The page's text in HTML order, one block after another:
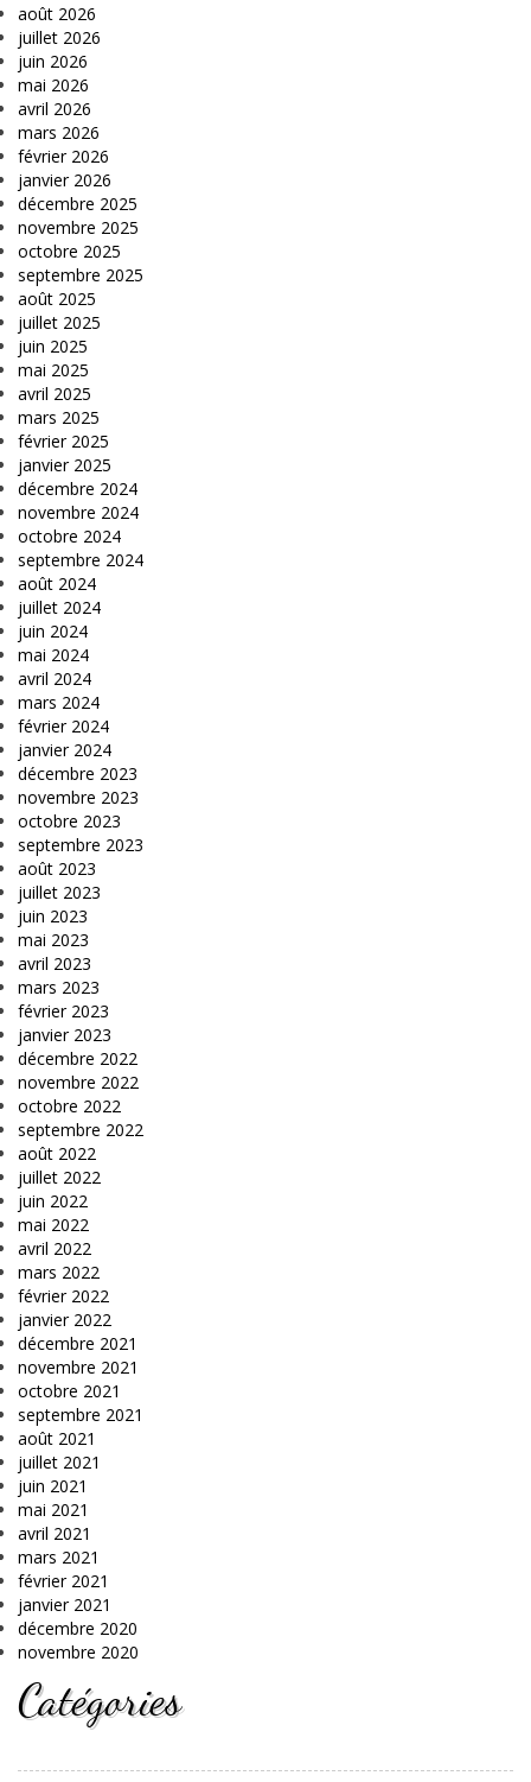
août 2026
juillet 2026
juin 2026
mai 2026
avril 2026
mars 2026
février 2026
janvier 2026
décembre 2025
novembre 2025
octobre 2025
septembre 2025
août 2025
juillet 2025
juin 2025
mai 2025
avril 2025
mars 2025
février 2025
janvier 2025
décembre 2024
novembre 2024
octobre 2024
septembre 2024
août 2024
juillet 2024
juin 2024
mai 2024
avril 2024
mars 2024
février 2024
janvier 2024
décembre 2023
novembre 2023
octobre 2023
septembre 2023
août 2023
juillet 2023
juin 2023
mai 2023
avril 2023
mars 2023
février 2023
janvier 2023
décembre 2022
novembre 2022
octobre 2022
septembre 2022
août 2022
juillet 2022
juin 2022
mai 2022
avril 2022
mars 2022
février 2022
janvier 2022
décembre 2021
novembre 2021
octobre 2021
septembre 2021
août 2021
juillet 2021
juin 2021
mai 2021
avril 2021
mars 2021
février 2021
janvier 2021
décembre 2020
novembre 2020
Catégories